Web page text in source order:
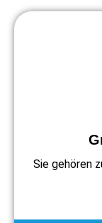
Sie gehören